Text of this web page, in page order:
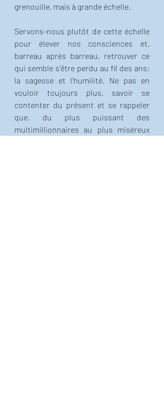
grenouille, mais à grande échelle.
Servons-nous plutôt de cette échelle
pour élever nos consciences et,
barreau après barreau, retrouver ce
qui semble s’être perdu au fil des ans:
la sagesse et l’humilité. Ne pas en
vouloir toujours plus, savoir se
contenter du présent et se rappeler
que, du plus puissant des
multimillionnaires au plus miséreux